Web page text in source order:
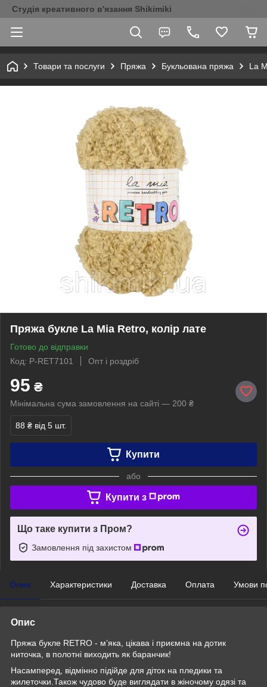
Студія креативного в'язання Shikimiki
Товари та послуги Пряжа Букльована пряжа La
Пряжа букле La Mia Retro, колір лате
Готово до відправки
Код: P-RET7101
Опт і роздріб
95 ₴
Мінімальна сума замовлення на сайті — 200 ₴
88 ₴ від 5 шт.
Купити
або
Купити з
Що таке купити з Пром?
Замовлення під захистом
Опис Характеристики Доставка Оплата Умови
Опис
Пряжа букле RETRO - м’яка, цікава і приємна на дотик
ниточка, в полотні виходить як баранчик!
Насамперед, відмінно підійде для діток на пледики та
жилеточки.Також чудово буде виглядати в жіночому одязі та